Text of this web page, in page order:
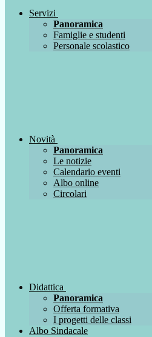
Servizi
Panoramica
Famiglie e studenti
Personale scolastico
Novità
Panoramica
Le notizie
Calendario eventi
Albo online
Circolari
Didattica
Panoramica
Offerta formativa
I progetti delle classi
Albo Sindacale